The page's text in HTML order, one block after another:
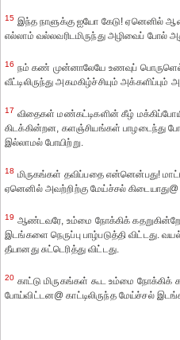
15 இந்த நாளுக்கு ஐயோ கேடு! ஏனெனில்
எல்லாம் வல்லவரிடமிருந்து அழிவைப் போல்
16 நம் கண் முன்னாலேயே உணவுப்
வீட்டிலிருந்து அகமகிழ்ச்சியும்
17 விதைகள் மண்கட்டிகளின் கீழ்
கிடக்கின்றன, களஞ்சியங்கள் பாழடைந்து
இல்லாமல் போயிற்று.
18 மிருகங்கள் தவிப்பதை என்னென்பது!
ஏனெனில் அவற்றிற்கு மேய்ச்சல்
19 ஆண்டவரே, உம்மை நோக்கிக்
இடங்களை நெருப்பு பாழ்படுத்தி விட்டது.
தீயானது சுட்டெரித்து விட்டது.
20 காட்டு மிருகங்கள் கூட உம்மை
போய்விட்டன@ காட்டிலிருந்த மேய்ச்சல்